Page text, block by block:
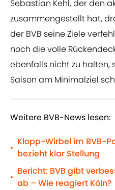
Sebastian Kehl, der den
zusammengestellt hat,
der BVB seine Ziele
noch die volle
ebenfalls nicht zu halten,
Saison am Minimalziel
Weitere BVB-News lesen:
•
Klopp-Wirbel im BVB-
bezieht klar Stellung
•
Bericht: BVB gibt
ab – Wie reagiert Köln?